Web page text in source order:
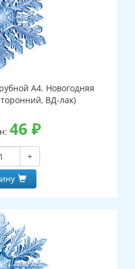
А4. Новогодняя
ВД-лак)
46 ₽
+